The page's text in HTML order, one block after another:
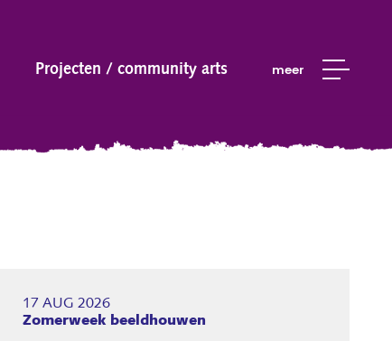
Projecten / community arts meer
17 AUG 2026
Zomerweek beeldhouwen